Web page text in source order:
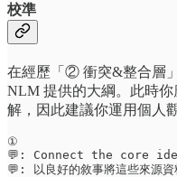
校準
在經歷「② 衝突&整合層
NLM 提供的大綱。此時
解，因此建議你運用個人
①
💬: Connect the core
💬: 以良好的敘事將這些來源資